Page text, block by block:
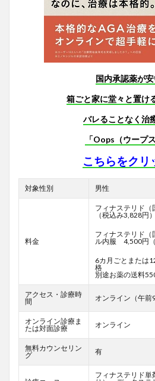
国内承認薬が安
箱ごと家に堂々と置け
バレることなく治
「Oops（ウープ
こちらをクリ
対象性別 男性
料金
フィナステリド
（税込み3,828円
フィナステリド（
ル内服 4,500円
6カ月ごとまたは
格
別途お薬の送料
アクセス・診療時
間
オンライン（午前
オンライン診療ま
たは対面診療
オンライン
無料カウンセリン
グ
有
フィナステリド単